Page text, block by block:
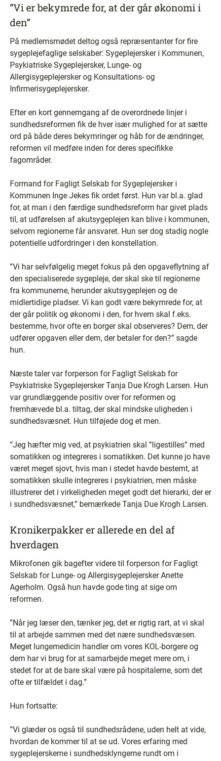
”Vi er bekymrede for, at der går økonomi i
den”
På medlemsmødet deltog også repræsentanter for fire
sygeplejefaglige selskaber: Sygeplejersker i Kommunen,
Psykiatriske Sygeplejersker, Lunge- og
Allergisygeplejersker og Konsultations- og
Infirmerisygeplejersker.
Efter en kort gennemgang af de overordnede linjer i
sundhedsreformen fik de hver især mulighed for at sætte
ord på både deres bekymringer og håb for de ændringer,
reformen vil medføre inden for deres specifikke
fagområder.
Formand for Fagligt Selskab for Sygeplejersker i
Kommunen Inge Jekes fik ordet først. Hun var bl.a. glad
for, at man i den færdige sundhedsreform har givet plads
til, at udførelsen af akutsygeplejen kan blive i kommunen,
selvom regionerne får ansvaret. Hun ser dog stadig nogle
potentielle udfordringer i den konstellation.
”Vi har selvfølgelig meget fokus på den opgaveflytning af
den specialiserede sygepleje, der skal ske til regionerne
fra kommunerne, herunder akutsygeplejen og de
midlertidige pladser. Vi kan godt være bekymrede for, at
der går politik og økonomi i den, for hvem skal f.eks.
bestemme, hvor ofte en borger skal observeres? Dem, der
udfører opgaven eller dem, der betaler for den?” sagde
hun.
Næste taler var forperson for Fagligt Selskab for
Psykiatriske Sygeplejersker Tanja Due Krogh Larsen. Hun
var grundlæggende positiv over for reformen og
fremhævede bl.a. tiltag, der skal mindske uligheden i
sundhedsvæsnet. Hun tilføjede dog et men.
”Jeg hæfter mig ved, at psykiatrien skal ”ligestilles” med
somatikken og integreres i somatikken. Det kunne jo have
været meget sjovt, hvis man i stedet havde bestemt, at
somatikken skulle integreres i psykiatrien, men måske
illustrerer det i virkeligheden meget godt det hierarki, der er
i sundhedsvæsnet,” bemærkede Tanja Due Krogh Larsen.
Kronikerpakker er allerede en del af
hverdagen
Mikrofonen gik bagefter videre til forperson for Fagligt
Selskab for Lunge- og Allergisygeplejersker Anette
Agerholm. Også hun havde gode ting at sige om
reformen.
”Når jeg læser den, tænker jeg, det er rigtig rart, at vi skal
til at arbejde sammen med det nære sundhedsvæsen.
Meget lungemedicin handler om vores KOL-borgere og
dem har vi brug for at samarbejde meget mere om, i
stedet for at de bare skal være på hospitalerne, som det
ofte er tilfældet i dag.”
Hun fortsatte:
”Vi glæder os også til sundhedsrådene, uden helt at vide,
hvordan de kommer til at se ud. Vores erfaring med
sygeplejerskerne i sundhedsklyngerne rundt om i